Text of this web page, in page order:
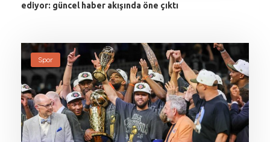
ediyor: güncel haber akışında öne çıktı
Spor